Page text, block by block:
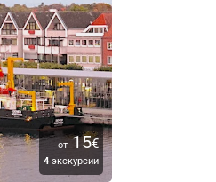
от15€
4 экскурсии